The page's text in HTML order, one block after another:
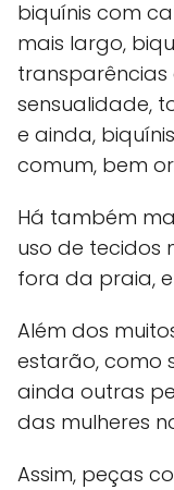
biquínis com
mais largo,
transparências
sensualidade,
e ainda,
comum, bem
Há também
uso de tecidos
fora da praia,
Além dos
estarão, como
ainda outras
das mulheres
Assim, peças